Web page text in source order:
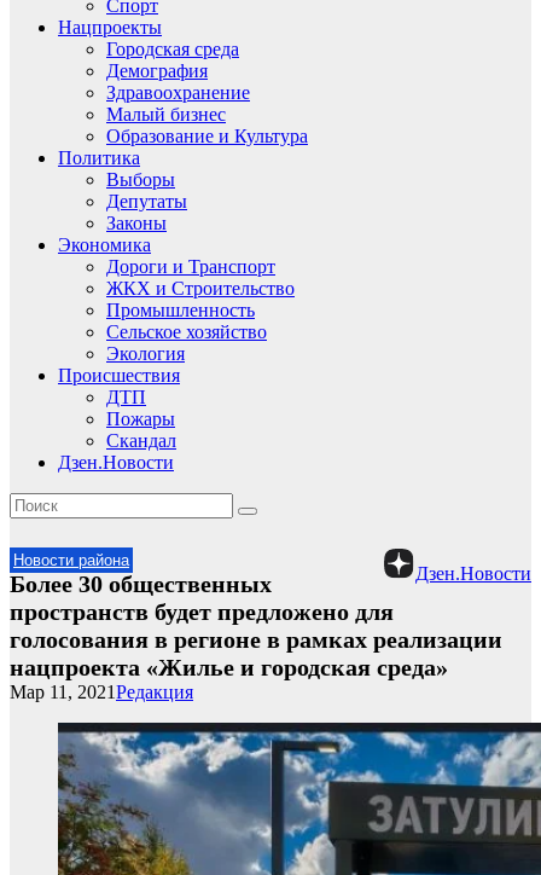
Спорт
Нацпроекты
Городская среда
Демография
Здравоохранение
Малый бизнес
Образование и Культура
Политика
Выборы
Депутаты
Законы
Экономика
Дороги и Транспорт
ЖКХ и Строительство
Промышленность
Сельское хозяйство
Экология
Происшествия
ДТП
Пожары
Скандал
Дзен.Новости
Новости района
Дзен.Новости
Более 30 общественных
пространств будет предложено для
голосования в регионе в рамках реализации
нацпроекта «Жилье и городская среда»
Редакция
Мар 11, 2021